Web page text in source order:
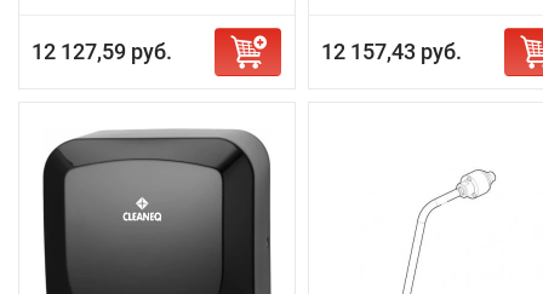
12 127,59 руб. 12 157,43 руб.